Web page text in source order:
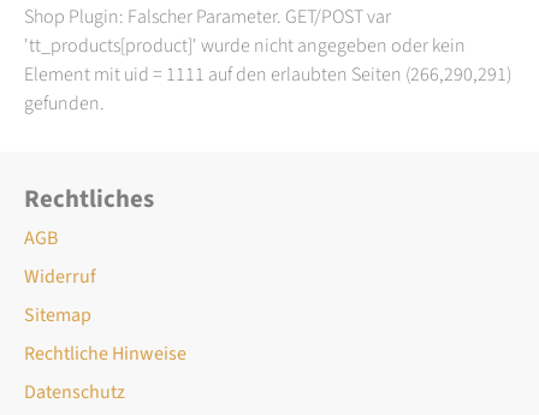
Shop Plugin: Falscher Parameter. GET/POST var
'tt_products[product]' wurde nicht angegeben oder kein
Element mit uid = 1111 auf den erlaubten Seiten (266,290,291)
gefunden.
Rechtliches
AGB
Widerruf
Sitemap
Rechtliche Hinweise
Datenschutz